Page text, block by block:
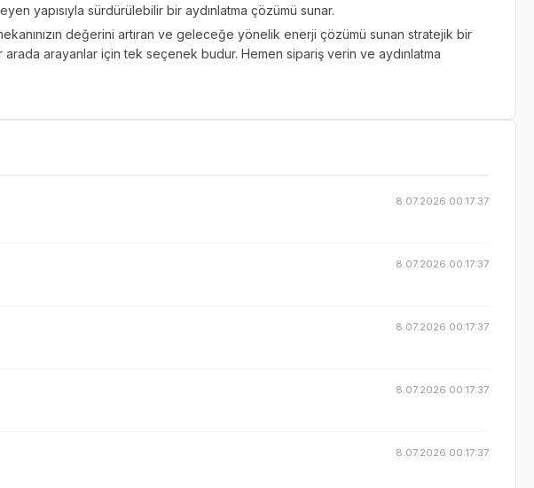
yapısıyla sürdürülebilir bir aydınlatma çözümü sunar.
değerini artıran ve geleceğe yönelik enerji çözümü sunan stratejik bir
arada arayanlar için tek seçenek budur. Hemen sipariş verin ve aydınlatma
8.07.2026 00:17:37
8.07.2026 00:17:37
8.07.2026 00:17:37
8.07.2026 00:17:37
8.07.2026 00:17:37